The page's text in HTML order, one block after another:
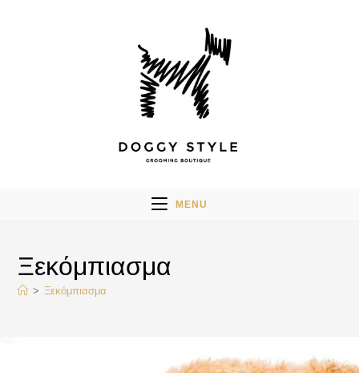
MENU
Ξεκόμπιασμα
> Ξεκόμπιασμα